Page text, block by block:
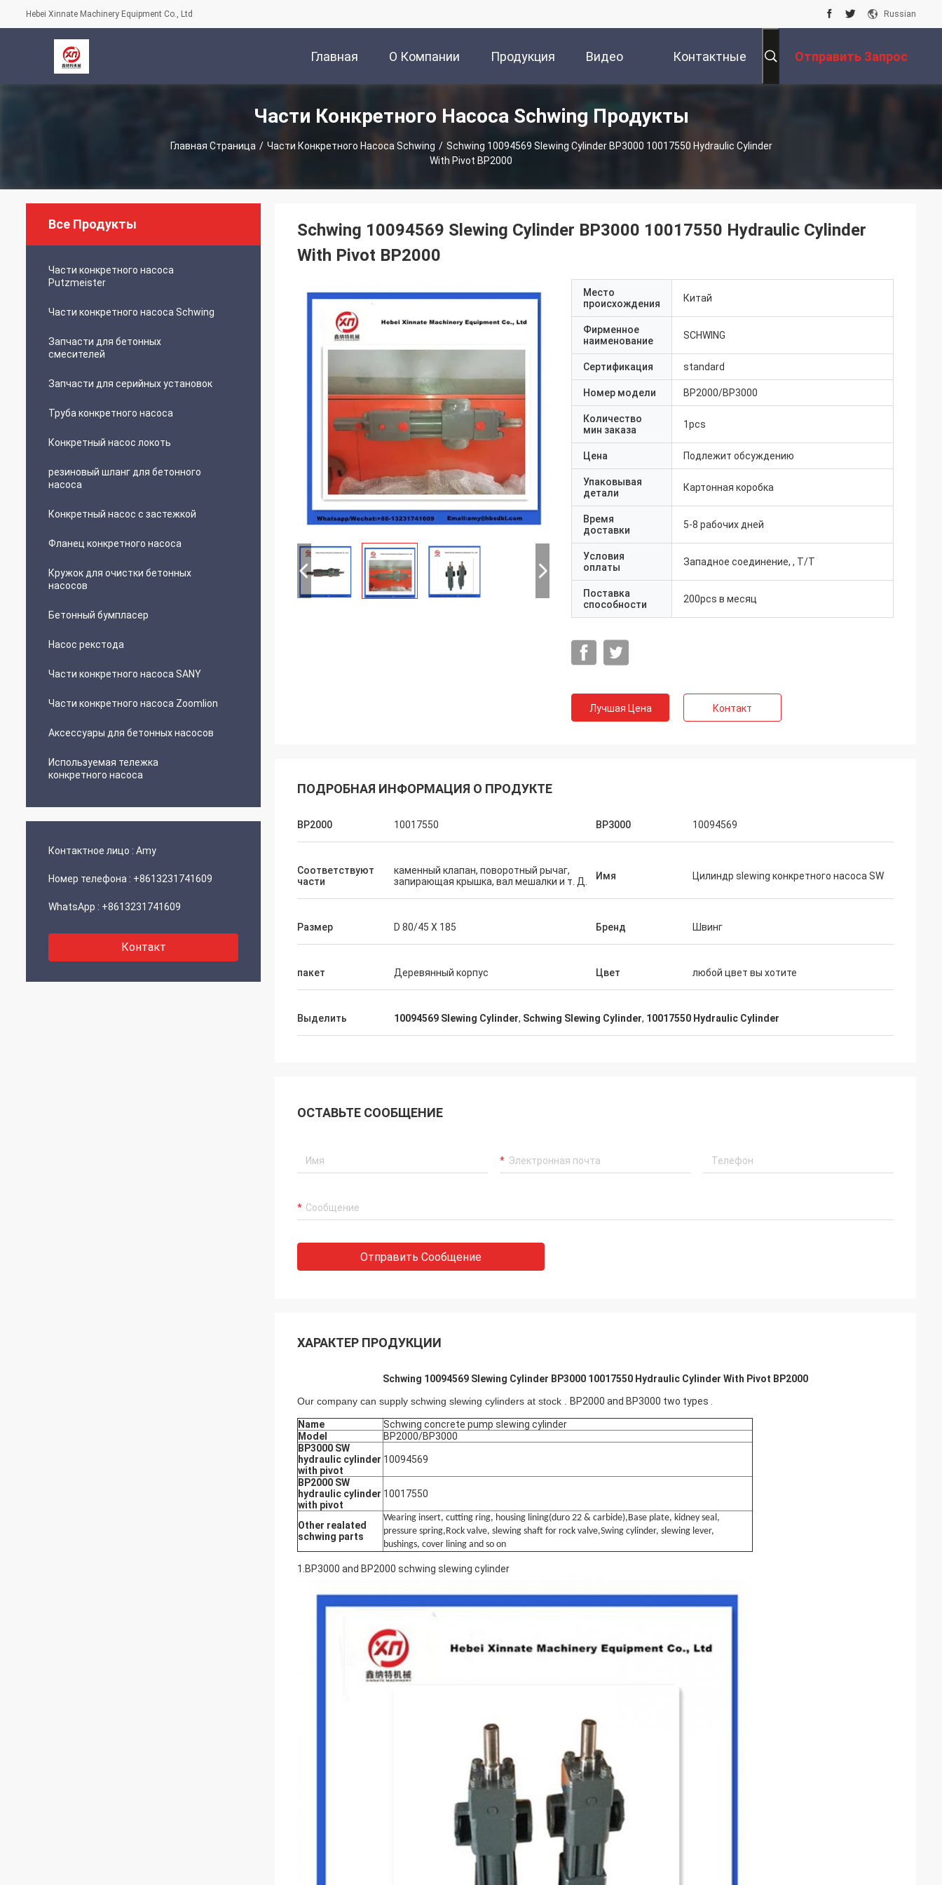
Hebei Xinnate Machinery Equipment Co., Ltd Russian
Главная
Страница
О Компании Продукция Видео Контактные Отправить Запрос
Части Конкретного Насоса Schwing Продукты
Главная Страница / Части Конкретного Насоса Schwing / Schwing 10094569 Slewing Cylinder BP3000 10017550 Hydraulic Cylinder
With Pivot BP2000
Все Продукты
Части конкретного насоса
Putzmeister
Части конкретного насоса Schwing
Запчасти для бетонных
смесителей
Запчасти для серийных установок
Труба конкретного насоса
Конкретный насос локоть
резиновый шланг для бетонного
насоса
Конкретный насос с застежкой
Фланец конкретного насоса
Кружок для очистки бетонных
насосов
Бетонный бумпласер
Насос рекстода
Части конкретного насоса SANY
Части конкретного насоса Zoomlion
Аксессуары для бетонных насосов
Используемая тележка
конкретного насоса
Контактное лицо : Amy
Номер телефона : +8613231741609
WhatsApp : +8613231741609
Контакт
Schwing 10094569 Slewing Cylinder BP3000 10017550 Hydraulic Cylinder
With Pivot BP2000
Место
происхождения
Китай
Фирменное
наименование
SCHWING
Сертификация standard
Номер модели BP2000/BP3000
Количество
мин заказа
1pcs
Цена Подлежит обсуждению
Упаковывая
детали
Картонная коробка
Время
доставки
5-8 рабочих дней
Условия
оплаты
Западное соединение, , T/T
Поставка
способности
200pcs в месяц
Лучшая Цена Контакт
ПОДРОБНАЯ ИНФОРМАЦИЯ О ПРОДУКТЕ
BP2000 10017550 BP3000 10094569
Соответствуют
части
каменный клапан, поворотный рычаг,
запирающая крышка, вал мешалки и т. Д.
Имя Цилиндр slewing конкретного насоса SW
Размер D 80/45 X 185 Бренд Швинг
пакет Деревянный корпус Цвет любой цвет вы хотите
Выделить 10094569 Slewing Cylinder, Schwing Slewing Cylinder, 10017550 Hydraulic Cylinder
ОСТАВЬТЕ СООБЩЕНИЕ
Отправить Сообщение
ХАРАКТЕР ПРОДУКЦИИ
Schwing 10094569 Slewing Cylinder BP3000 10017550 Hydraulic Cylinder With Pivot BP2000​
Our company can supply schwing slewing cylinders at stock .
BP2000 and BP3000 two types .
Name
Schwing concrete pump slewing cylinder
Model
BP2000/BP3000
BP3000 SW
hydraulic cylinder
with pivot
10094569
BP2000 SW
hydraulic cylinder
with pivot
10017550
Other realated
schwing parts
Wearing insert, cutting ring, housing lining(duro 22 & carbide),Base plate, kidney seal,
pressure spring,Rock valve, slewing shaft for rock valve,Swing cylinder, slewing lever,
bushings, cover lining and so on
1.BP3000 and BP2000 schwing slewing cylinder